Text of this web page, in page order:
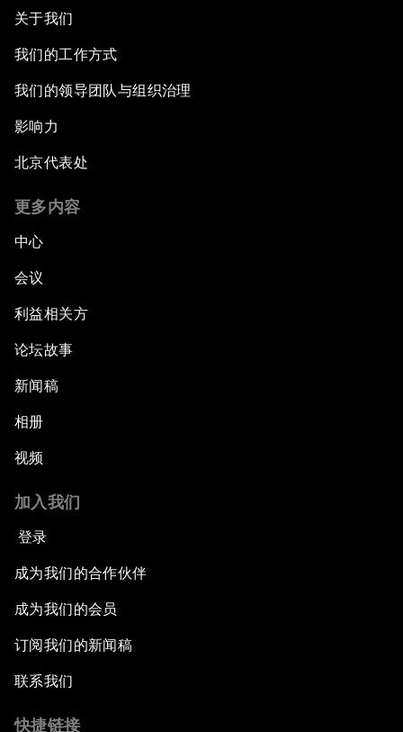
关于我们
我们的工作方式
我们的领导团队与组织治理
影响力
北京代表处
更多内容
中心
会议
利益相关方
论坛故事
新闻稿
相册
视频
加入我们
登录
成为我们的合作伙伴
成为我们的会员
订阅我们的新闻稿
联系我们
快捷链接